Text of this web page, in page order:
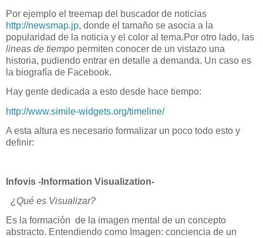
Por ejemplo el treemap del buscador de noticias
http://newsmap.jp, donde el tamaño se asocia a la
popularidad de la noticia y el color al tema.Por otro lado, las
lineas de tiempo permiten conocer de un vistazo una
historia, pudiendo entrar en detalle a demanda. Un caso es
la biografía de Facebook.
Hay gente dedicada a esto desde hace tiempo:
http://www.simile-widgets.org/timeline/
A esta altura es necesario formalizar un poco todo esto y
definir:
Infovis -Information Visualization-
¿Qué es Visualizar?
Es la formación de la imagen mental de un concepto
abstracto. Entendiendo como Imagen: conciencia de un